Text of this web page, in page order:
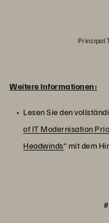
Principal
Weitere Informationen:
Lesen Sie den
of IT Modernisation
Headwinds“ mit dem